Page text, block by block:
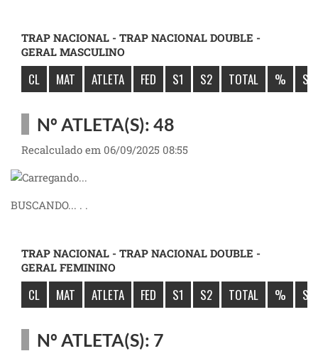
TRAP NACIONAL - TRAP NACIONAL DOUBLE -
GERAL MASCULINO
CL MAT ATLETA FED S1 S2 TOTAL %
Nº ATLETA(S): 48
Recalculado em 06/09/2025 08:55
BUSCANDO... . .
TRAP NACIONAL - TRAP NACIONAL DOUBLE -
GERAL FEMININO
CL MAT ATLETA FED S1 S2 TOTAL %
Nº ATLETA(S): 7